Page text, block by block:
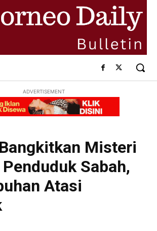
ADVERTISEMENT
Misteri
Sabah,
Atasi